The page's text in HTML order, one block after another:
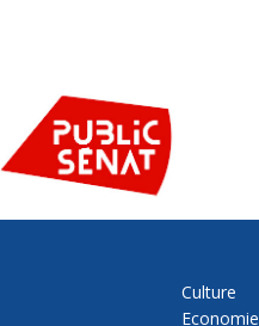
Culture
Economie